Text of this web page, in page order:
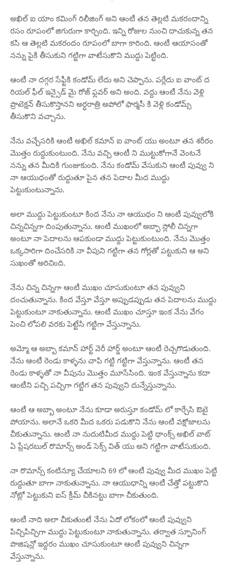
అఖిల్ ఐ యాం కమింగ్ రిలీజింగ్ అని ఆంటీ తన తెల్లటి మకరందాన్ని
రసం రూపంలో జిగురుగా కార్చింది. ఇన్ని రోజుల నుంచి దాచుకున్న తన
కసి ఆ తెల్లటి మకరందం రూపంలో బాగా కారింది. ఆంటీ ఆయాసంతో
నన్ను పైకి తీసుకుని గట్టిగా వాటేసుకొని ముద్దు పెట్టింది.
ఆంటీ నా దగ్గర సేఫ్టీకి కండోమ్ లేదు అని చెప్పాను. పర్లేదు ఐ వాంట్ ద
రియల్ ఫీల్ ఇన్సైడ్ మై రోజ్ ఫ్లవర్ అని అంది. వద్దు ఆంటీ నేను వెళ్లి
ప్రొటెక్షన్ తీసుకొస్తానని అర్ధరాత్రి అపోలో ఫార్మసీ కి వెళ్లి కండోమ్స్
తీసుకొని వచ్చాను.
నేను వచ్చేసరికి ఆంటీ అఖిల్ కమాన్ ఐ వాంట్ యు అంటూ తన శరీరం
మొత్తం రుద్దుకుంటుంది. నేను వచ్చి ఆంటీ ని ముట్టుకోగానే వెంటనే
నన్ను తన మీదికి గుంజుకుంది. నేను కండోమ్ వేసుకుని ఆంటీ పువ్వు ని
నా ఆయుధంతో రుద్దుతూ పైన తన పెదాల మీద ముద్దు
పెట్టుకుంటున్నాను.
అలా ముద్దు పెట్టుకుంటూ కింద నేను నా ఆయుధం ని ఆంటీ పువ్వులోకి
చిన్నచిన్నగా దింపుతున్నాను. ఆంటీ ముఖంలో అబ్బా స్లోలీ చిన్నగా
అంటూ నా పెదాలను ఆపకుండా ముద్దు పెట్టుకుంటుంది. నేను మొత్తం
ఒక్కసారిగా దించేసరికి నా వీపుని గట్టిగా తన గోర్లతో పట్టుకుని ఆ అని
సుఖంతో అరిచింది.
నేను చిన్న చిన్నగా ఆంటీ ముఖం చూసుకుంటూ తన పువ్వుని
దంచుతున్నాను. కింద వేస్తూ వేస్తూ అప్పుడప్పుడు తన పెదాలను ముద్దు
పెట్టుకుంటూ నాకుతున్నాను. ఆంటీ ముఖం చూస్తూ ఇంక నేను వేగం
పెంచి లోపలి వరకు పెట్టేసి గట్టిగా వేస్తున్నాను.
అమ్మో ఆ అబ్బా కమాన్ హార్ట్ వెరీ హార్డ్ అంటూ ఆంటీ రెచ్చగొడుతుంది.
నేను ఆంటీ రెండు కాళ్ళను చాపి గట్టి గట్టిగా వేస్తున్నాను. ఆంటీ తన
రెండు కాళ్ళతో నా వీపును మొత్తం మూసేసింది. ఇంక వేస్తున్నాను కదా
ఆంటీని పచ్చి పచ్చిగా గట్టిగ తన పువ్వుని దున్నేస్తున్నాను.
ఆంటీ ఆ అబ్బా అంటూ నేను కూడా అరుస్తూ కండోమ్ లో కార్చేసి ఔటై
పోయాను. అలానే ఒకరి మీద ఒకరు పడుకొని నేను ఆంటీ వక్షోజాలను
చీకుతున్నాను. ఆంటీ నా నుదుటిమీద ముద్దు పెట్టి థాంక్స్ అఖిల్ వాట్
ఏ ప్లేషరబుల్ రొమాన్స్ అండ్ సెక్స్ విత్ యు అని గట్టిగా వాటేసుకుంది.
నా రొమాన్స్ కంటిన్యూ చేయాలని 69 లో ఆంటీ పువ్వు మీద ముఖం పెట్టి
రుద్దుతూ బాగా నాకుతున్నాను. నా ఆయుధాన్ని ఆంటీ చేత్తో పట్టుకొని
నోట్లో పెట్టుకుని ఐస్ క్రీమ్ చీకినట్టు బాగా చీకుతుంది.
ఆంటీ నాది అలా చీకుతుంటే నేను ఏదో లోకంలో ఆంటీ పువ్వుని
పిచ్చిపిచ్చిగా ముద్దు పెట్టుకుంటూ నాకుతున్నాను. తర్వాత స్పూనింగ్
పొజిషన్లో ఇద్దరం ముఖం చూసుకుంటూ ఆంటీ పువ్వుని చిన్నగా
వేస్తున్నాను.